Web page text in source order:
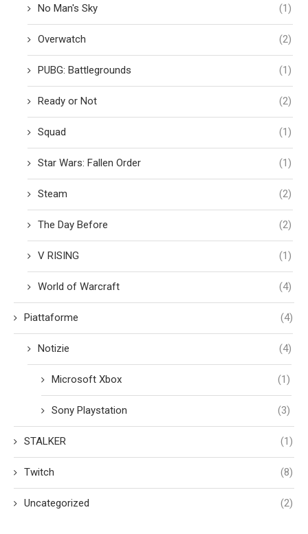
No Man's Sky (1)
Overwatch (2)
PUBG: Battlegrounds (1)
Ready or Not (2)
Squad (1)
Star Wars: Fallen Order (1)
Steam (2)
The Day Before (2)
V RISING (1)
World of Warcraft (4)
Piattaforme (4)
Notizie (4)
Microsoft Xbox (1)
Sony Playstation (3)
STALKER (1)
Twitch (8)
Uncategorized (2)